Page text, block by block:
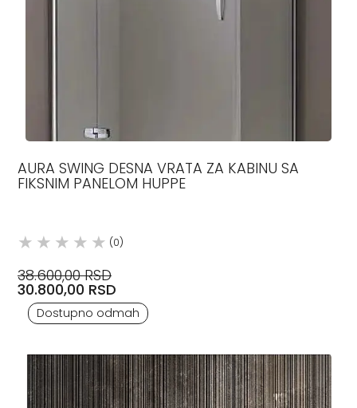
AURA SWING DESNA VRATA ZA KABINU SA
FIKSNIM PANELOM HUPPE
(0)
38.600,00 RSD
30.800,00 RSD
Dostupno odmah